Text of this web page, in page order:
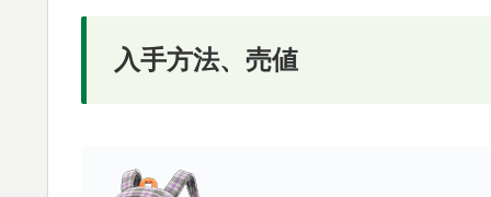
入手方法、売値